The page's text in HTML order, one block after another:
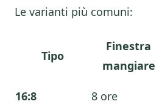
Le varianti più comuni:
Tipo
Finestra
mangiare
16:8 8 ore